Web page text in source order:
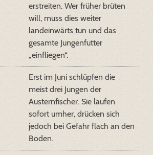
erstreiten. Wer früher brüten
will, muss dies weiter
landeinwärts tun und das
gesamte Jungenfutter
„einfliegen“.
Erst im Juni schlüpfen die
meist drei Jungen der
Austernfischer. Sie laufen
sofort umher, drücken sich
jedoch bei Gefahr flach an den
Boden.